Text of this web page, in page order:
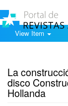
View Item
La
disco
Hollanda